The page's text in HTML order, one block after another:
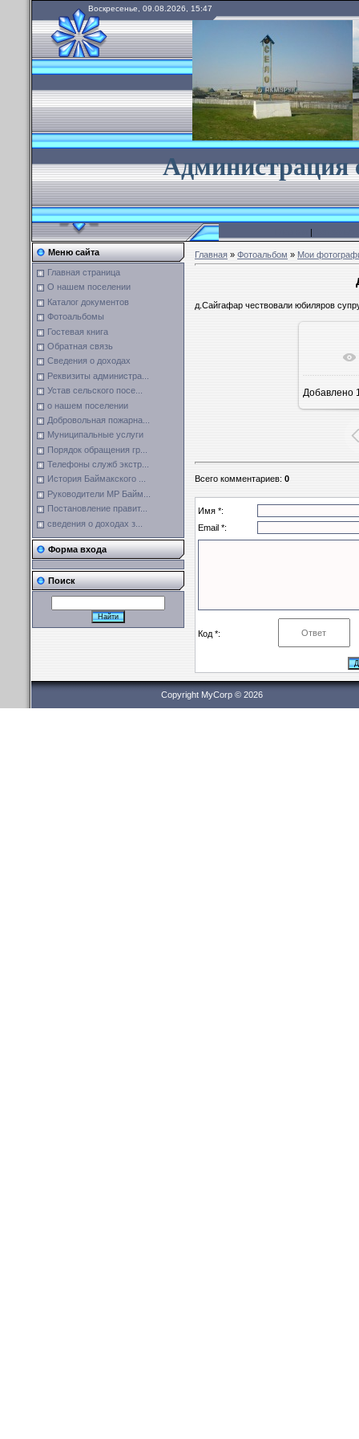
Воскресенье, 09.08.2026, 15:47
Администрация
|
Меню сайта
Главная страница
О нашем поселении
Каталог документов
Фотоальбомы
Гостевая книга
Обратная связь
Сведения о доходах
Реквизиты администра...
Устав сельского посе...
о нашем поселении
Добровольная пожарна...
Муниципальные услуги
Порядок обращения гр...
Телефоны служб экстр...
История Баймакского ...
Руководители МР Байм...
Постановление правит...
сведения о доходах з...
Форма входа
Поиск
Главная»Фотоальбом»Мои
д.Сайгафар чествовали юбиляров
В
Добавлено
Всего комментариев:0
Имя *:
Email *:
Код *:
Copyright MyCorp © 2026